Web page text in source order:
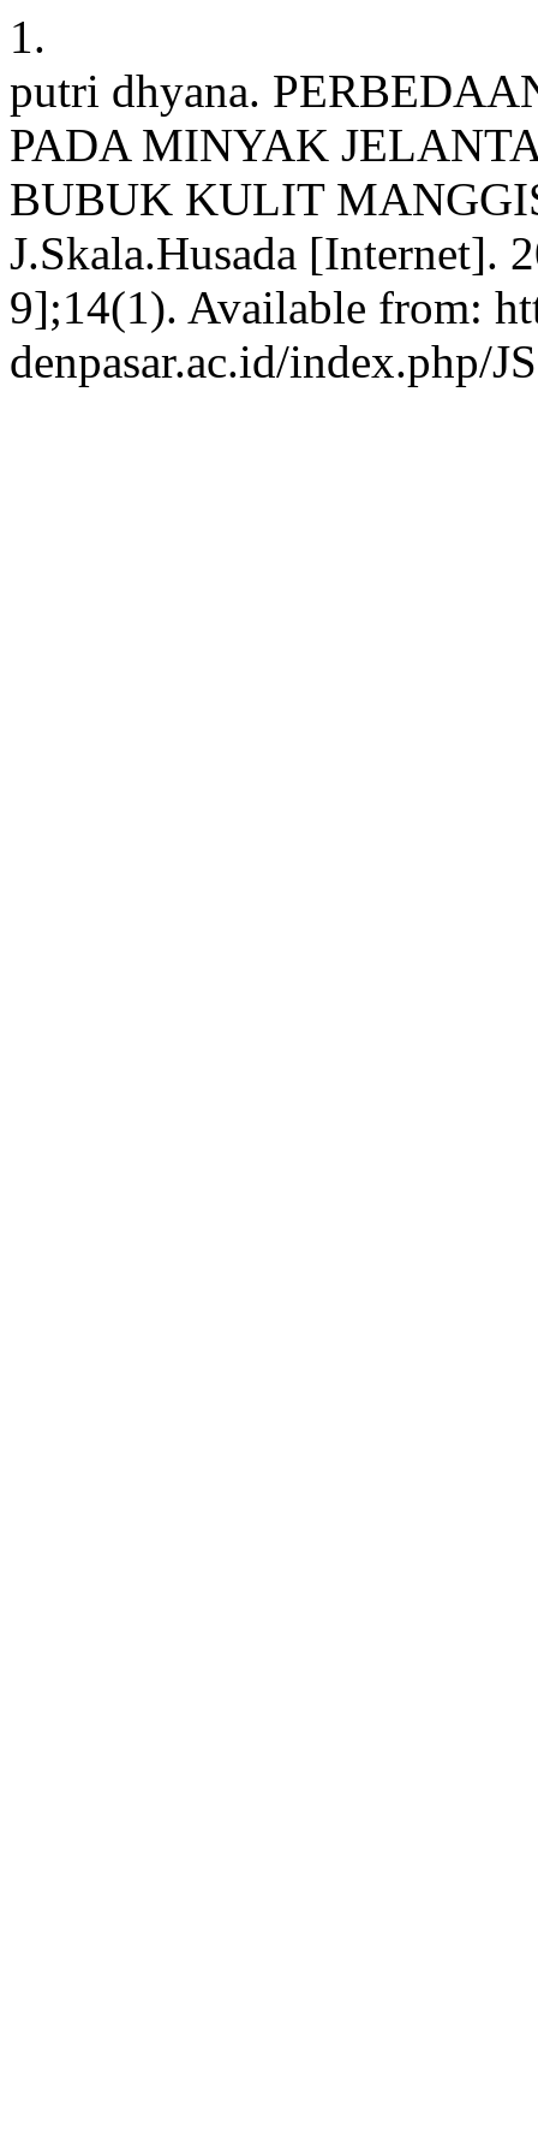
1.
putri dhyana.
PADA MINYAK
BUBUK KULIT
J.Skala.Husada [Internet].
9];14(1). Available from:
denpasar.ac.id/index.php/